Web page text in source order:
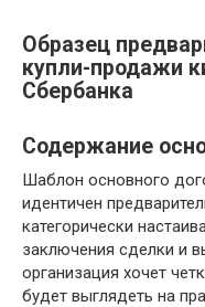
Образец
купли-продажи
Сбербанка
Содержание
Шаблон основного
идентичен
категорически
заключения сделки и
организация хочет
будет выглядеть на